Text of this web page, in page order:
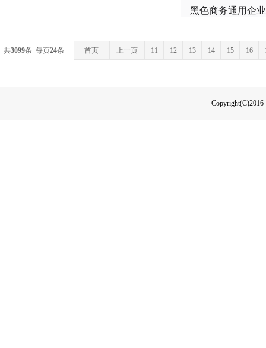
共3099条 每页24条 首页 上一页 11 12 13 14 15 16